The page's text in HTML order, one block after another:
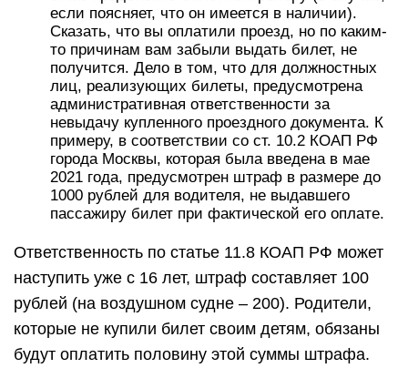
если поясняет, что он имеется в наличии).
Сказать, что вы оплатили проезд, но по каким-
то причинам вам забыли выдать билет, не
получится. Дело в том, что для должностных
лиц, реализующих билеты, предусмотрена
административная ответственности за
невыдачу купленного проездного документа. К
примеру, в соответствии со ст. 10.2 КОАП РФ
города Москвы, которая была введена в мае
2021 года, предусмотрен штраф в размере до
1000 рублей для водителя, не выдавшего
пассажиру билет при фактической его оплате.
Ответственность по статье 11.8 КОАП РФ может
наступить уже с 16 лет, штраф составляет 100
рублей (на воздушном судне – 200). Родители,
которые не купили билет своим детям, обязаны
будут оплатить половину этой суммы штрафа.